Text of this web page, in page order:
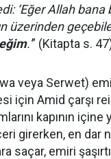
‘Eğer Allah
üzerinden
.'” (Kitapta s.
veya Serwet)
için Amid çarşı
kapının
girerken, en dar
saçar, emiri